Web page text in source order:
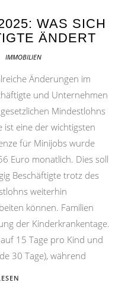
WAS SICH
ÄNDERT
IMMOBILIEN
Änderungen im
und Unternehmen
Mindestlohns
eine der wichtigsten
für Minijobs wurde
Euro monatlich. Dies soll
Beschäftigte trotz des
weiterhin
können. Familien
der Kinderkrankentage.
15 Tage pro Kind und
30 Tage), während